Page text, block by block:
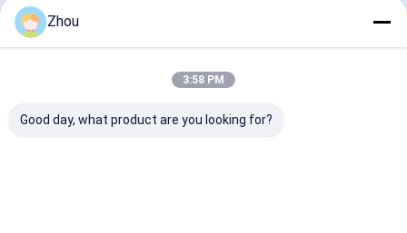
Rekomendasi Produk
Zhou
3:58 PM
Good day, what product are you looking for?